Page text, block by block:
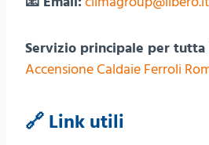
Servizio principale per tutta
Accensione Caldaie Ferroli
🔗 Link utili